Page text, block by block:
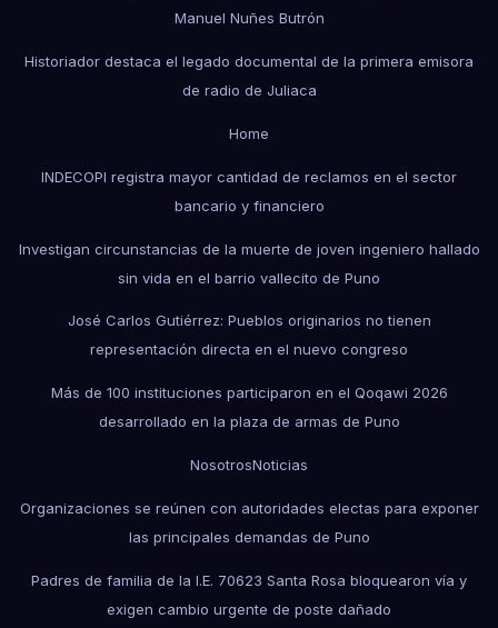
Manuel Nuñes Butrón
Historiador destaca el legado documental de la primera emisora
de radio de Juliaca
Home
INDECOPI registra mayor cantidad de reclamos en el sector
bancario y financiero
Investigan circunstancias de la muerte de joven ingeniero hallado
sin vida en el barrio vallecito de Puno
José Carlos Gutiérrez: Pueblos originarios no tienen
representación directa en el nuevo congreso
Más de 100 instituciones participaron en el Qoqawi 2026
desarrollado en la plaza de armas de Puno
NosotrosNoticias
Organizaciones se reúnen con autoridades electas para exponer
las principales demandas de Puno
Padres de familia de la I.E. 70623 Santa Rosa bloquearon vía y
exigen cambio urgente de poste dañado